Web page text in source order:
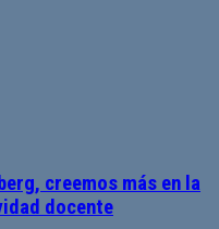
creemos más en la
docente